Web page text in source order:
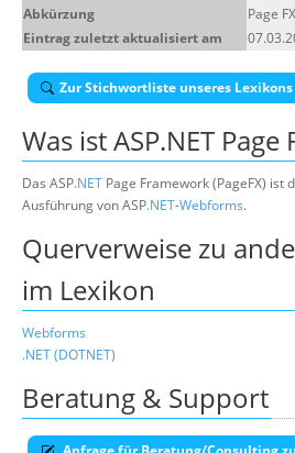
Abkürzung
Page FX
Eintrag zuletzt aktualisiert am
Zur Stichwortliste unseres Lexikons
Was istASP.NET
Das ASP.NET Page Framework (PageFX) ist
Ausführung von ASP.NET-Webforms.
Querverweise zu
im Lexikon
Webforms
.NET (DOTNET)
Beratung & Support